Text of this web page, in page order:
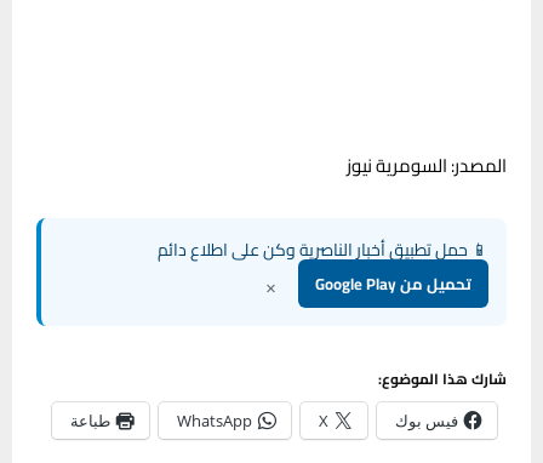
المصدر: السومرية نيوز
📱 حمل تطبيق أخبار الناصرية وكن على اطلاع دائم
تحميل من Google Play ×
شارك هذا الموضوع:
فيس بوك X
WhatsApp طباعة